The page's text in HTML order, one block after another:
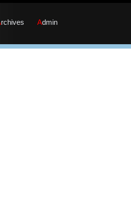
Archives Admin